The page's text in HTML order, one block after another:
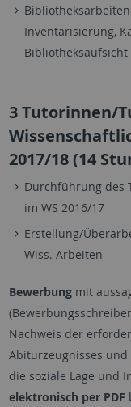
Inventarisierung,
Bibliotheksaufsicht
3 Tutorinnen/
2017/18 (14
Durchführung des
im WS 2016/17
Erstellung/
Wiss. Arbeiten
Bewerbungmit
Nachweis der
Abiturzeugnisses und
die soziale Lage und
elektronisch per PDF